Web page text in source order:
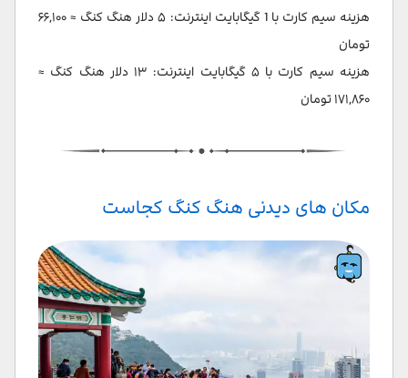
هزینه سیم کارت با 1 گیگابایت اینترنت: ۵ دلار هنگ کنگ ≈ ۶۶,۱۰۰
تومان
هزینه سیم کارت با ۵ گیگابایت اینترنت: ۱۳ دلار هنگ کنگ ≈
۱۷۱,۸۶۰ تومان
مکان های دیدنی هنگ کنگ کجاست